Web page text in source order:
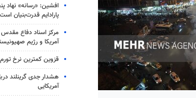
افشین: «رسانه» نهاد
پارادایم قدرت‌بنیان است
مرکز اسناد دفاع
آمریکا و رژیم
قزوین کمترین نرخ تورم
هشدار جدی گرینلند
آمریکایی